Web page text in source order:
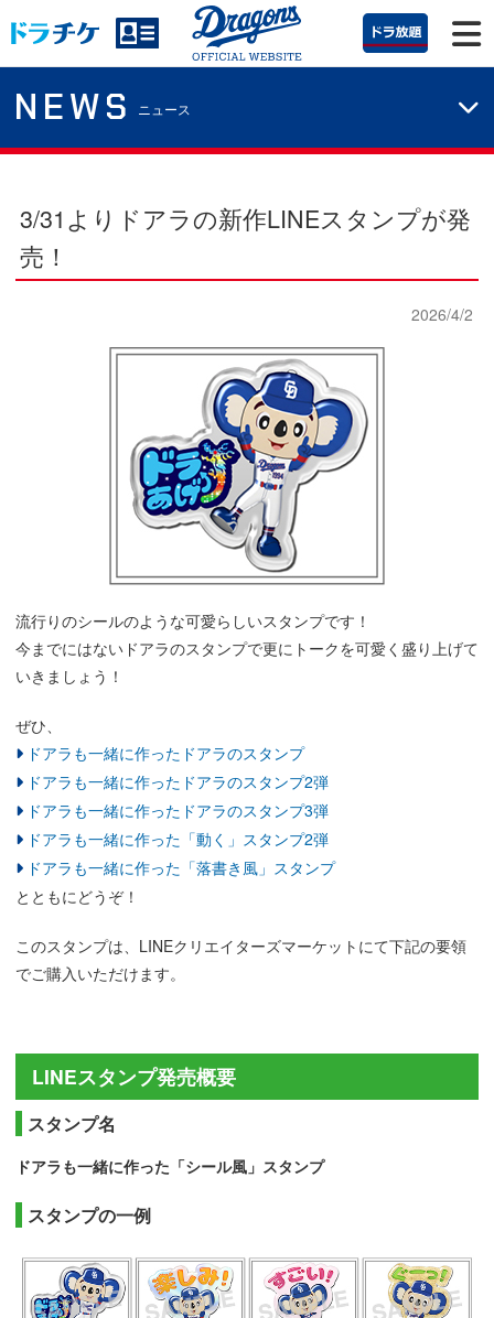
NEWS ニュース
3/31よりドアラの新作LINEスタンプが発
売！
2026/4/2
流行りのシールのような可愛らしいスタンプです！
今までにはないドアラのスタンプで更にトークを可愛く盛り上げて
いきましょう！
ぜひ、
ドアラも一緒に作ったドアラのスタンプ
ドアラも一緒に作ったドアラのスタンプ2弾
ドアラも一緒に作ったドアラのスタンプ3弾
ドアラも一緒に作った「動く」スタンプ2弾
ドアラも一緒に作った「落書き風」スタンプ
とともにどうぞ！
このスタンプは、LINEクリエイターズマーケットにて下記の要領
でご購入いただけます。
LINEスタンプ発売概要
スタンプ名
ドアラも一緒に作った「シール風」スタンプ
スタンプの一例